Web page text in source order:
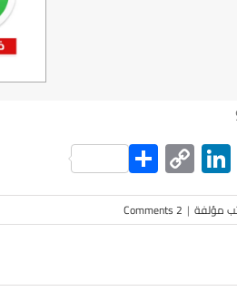
Telegram
LinkedIn
Copy
Link
Share
مؤلفة |
2 Comments